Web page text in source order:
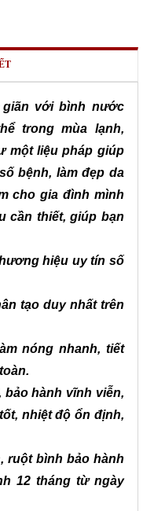
với bình nước
trong mùa lạnh,
một liệu pháp giúp
bệnh, làm đẹp da
cho gia đình mình
cần thiết, giúp bạn
hiệu uy tín số
tạo duy nhất trên
nóng nhanh, tiết
bảo hành vĩnh viễn,
nhiệt độ ổn định,
ruột bình bảo hành
12 tháng từ ngày